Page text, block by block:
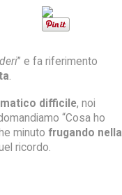
” e fa riferimento
.
difficile, noi
“Cosa ho
minuto frugando nella
ricordo.